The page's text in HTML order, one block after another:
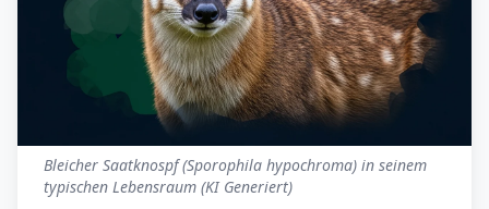
Bleicher Saatknospf (Sporophila hypochroma) in seinem
typischen Lebensraum (KI Generiert)